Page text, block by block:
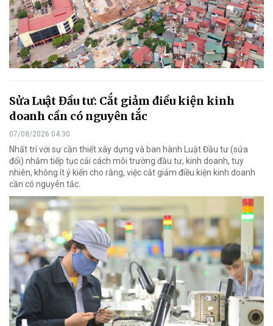
Sửa Luật Đầu tư: Cắt giảm điều kiện kinh
doanh cần có nguyên tắc
07/08/2026 04:30
Nhất trí với sự cần thiết xây dựng và ban hành Luật Đầu tư (sửa
đổi) nhằm tiếp tục cải cách môi trường đầu tư, kinh doanh, tuy
nhiên, không ít ý kiến cho rằng, việc cắt giảm điều kiện kinh doanh
cần có nguyên tắc.